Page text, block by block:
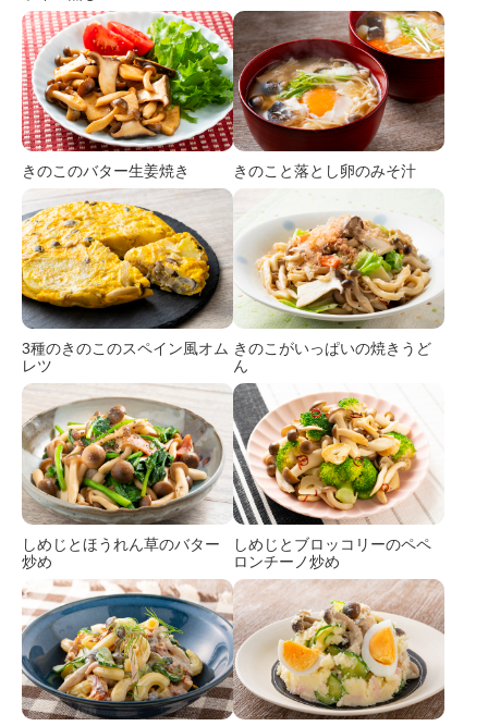
きのこのバター生姜焼き きのこと落とし卵のみそ汁
3種のきのこのスペイン風オム
レツ
きのこがいっぱいの焼きうど
ん
しめじとほうれん草のバター
炒め
しめじとブロッコリーのペペ
ロンチーノ炒め